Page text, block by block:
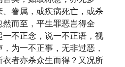
眷属，或疾病死亡，或杀
而至，平生罪恶岂得全
不正念，说一不正语，视
为一不正事，无非过恶，
者亦杀众生而得？又况所